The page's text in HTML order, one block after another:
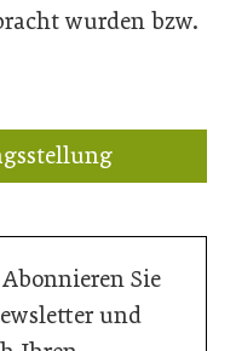
wurden bzw.
Sie
und